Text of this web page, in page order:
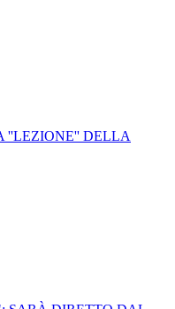
''LEZIONE'' DELLA